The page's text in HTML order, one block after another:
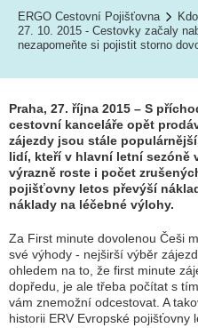
ERGO Cestovní Pojišťovna
27. 10. 2015 - Cestovky začaly
nezapomeňte si pojistit storno
Praha, 27. října 2015 – S
cestovní kanceláře opět
zájezdy jsou stále
lidí, kteří v hlavní letní sezóně
výrazně roste i počet
pojišťovny letos převýší
náklady na léčebné výlohy.
Za First minute dovolenou Češi
své výhody - nejširší výběr
ohledem na to, že first minute
dopředu, je ale třeba počítat s
vám znemožní odcestovat. A
historii ERV Evropské